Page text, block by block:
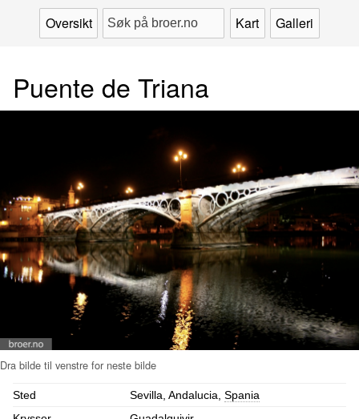
Oversikt Kart Galleri
Puente de Triana
Sted Sevilla, Andalucia, Spania